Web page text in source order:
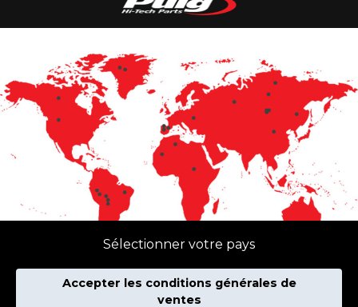
LIVRAISON
COMMUNICATION
INFORMATIONS
MULTIMÉDIA
NOUVEAUTES
CATALOGUES
CONTACTS
CONTACT
Sélectionner votre pays
Accepter les conditions générales de
ventes
Sélectionner votre pays